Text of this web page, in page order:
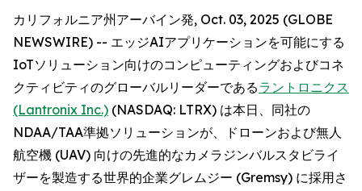
カリフォルニア州アーバイン発, Oct. 03, 2025 (GLOBE
NEWSWIRE) -- エッジAIアプリケーションを可能にする
IoTソリューション向けのコンピューティングおよびコネ
クティビティのグローバルリーダーであるラントロニクス
(Lantronix Inc.) (NASDAQ: LTRX) は本日、同社の
NDAA/TAA準拠ソリューションが、ドローンおよび無人
航空機 (UAV) 向けの先進的なカメラジンバルスタビライ
ザーを製造する世界的企業グレムジー (Gremsy) に採用さ